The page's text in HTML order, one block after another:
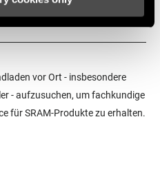
vor Ort - insbesondere
- aufzusuchen, um fachkundige
für SRAM-Produkte zu erhalten.